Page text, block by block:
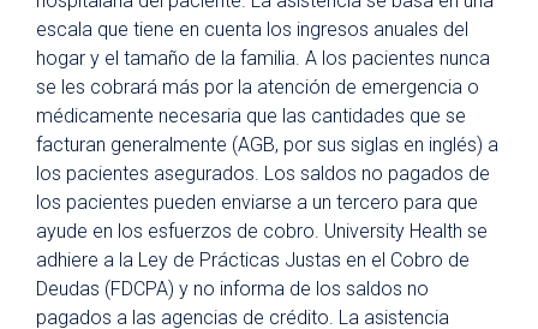
escala que tiene en cuenta los ingresos anuales del
hogar y el tamaño de la familia. A los pacientes nunca
se les cobrará más por la atención de emergencia o
médicamente necesaria que las cantidades que se
facturan generalmente (AGB, por sus siglas en inglés) a
los pacientes asegurados. Los saldos no pagados de
los pacientes pueden enviarse a un tercero para que
ayude en los esfuerzos de cobro. University Health se
adhiere a la Ley de Prácticas Justas en el Cobro de
Deudas (FDCPA) y no informa de los saldos no
pagados a las agencias de crédito. La asistencia